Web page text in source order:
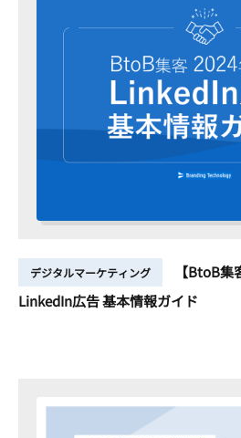
デジタルマーケティング
【BtoB集
LinkedIn広告 基本情報ガイド